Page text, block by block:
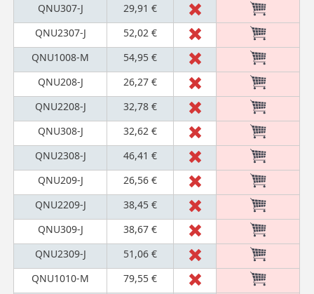
QNU307-J
29,91 €
QNU2307-J
52,02 €
QNU1008-M
54,95 €
QNU208-J
26,27 €
QNU2208-J
32,78 €
QNU308-J
32,62 €
QNU2308-J
46,41 €
QNU209-J
26,56 €
QNU2209-J
38,45 €
QNU309-J
38,67 €
QNU2309-J
51,06 €
QNU1010-M
79,55 €